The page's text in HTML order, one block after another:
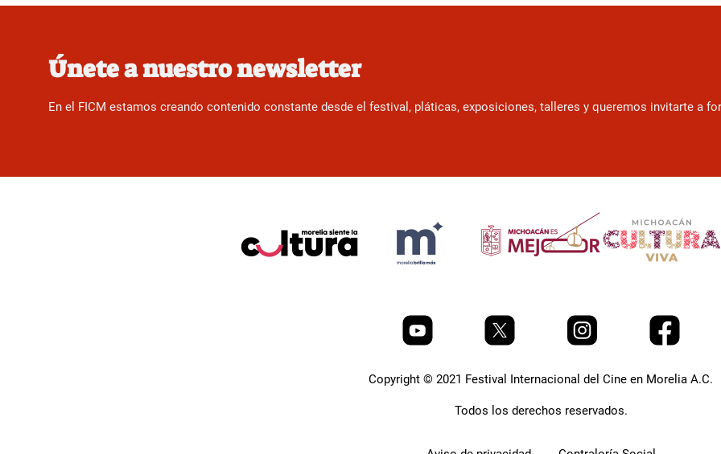
Únete a nuestro newsletter
En el FICM estamos creando contenido constante desde el festival, pláticas, exposiciones, talleres y queremos invitarte a
Copyright © 2021 Festival Internacional del Cine en Morelia A.C.
Todos los derechos reservados.